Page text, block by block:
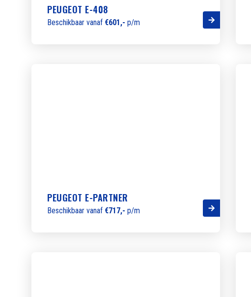
PEUGEOT E-408
Beschikbaar vanaf €601,- p/m
PEUGEOT E-PARTNER
Beschikbaar vanaf €717,- p/m